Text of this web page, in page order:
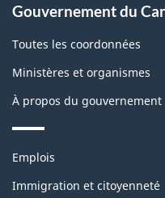
Gouvernement du
Toutes les coordonnées
Ministères et organismes
À propos du gouvernement
Thèmes
sujets
Emplois
Immigration et citoyenneté